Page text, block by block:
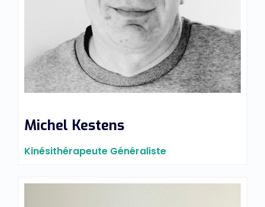
Michel Kestens
Kinésithérapeute Généraliste